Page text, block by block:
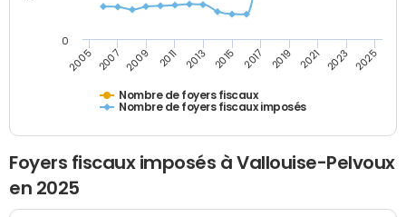
Nombre de foyers fiscaux
Nombre de foyers fiscaux imposés
2005 2007 2009 2011 2013 2015 2017 2019 2021 2023 2025
0
Foyers fiscaux imposés à Vallouise-Pelvoux
en 2025